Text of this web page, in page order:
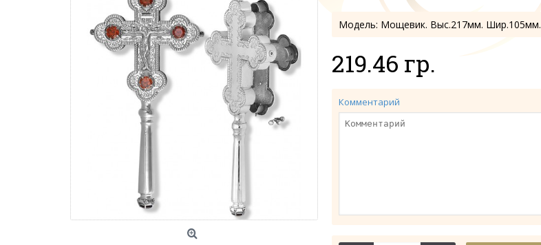
Модель: Мощевик. Выс.217мм. Шир.105мм.
219.46 гр.
Комментарий